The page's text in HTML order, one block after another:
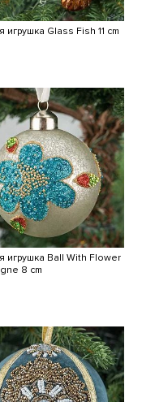
игрушка Glass Fish 11 cm
игрушка Ball With Flower
8 cm